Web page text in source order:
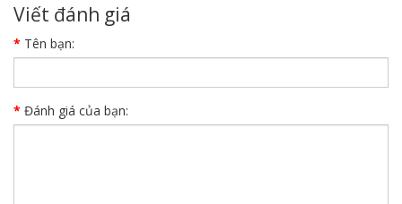
Viết đánh giá
Tên bạn:
Đánh giá của bạn: